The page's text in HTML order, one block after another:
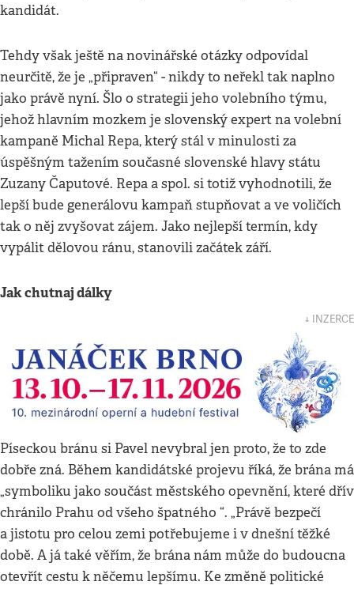
kandidát.
Tehdy však ještě na novinářské otázky odpovídal
neurčitě, že je „připraven“ - nikdy to neřekl tak naplno
jako právě nyní. Šlo o strategii jeho volebního týmu,
jehož hlavním mozkem je slovenský expert na volební
kampaně Michal Repa, který stál v minulosti za
úspěšným tažením současné slovenské hlavy státu
Zuzany Čaputové. Repa a spol. si totiž vyhodnotili, že
lepší bude generálovu kampaň stupňovat a ve voličích
tak o něj zvyšovat zájem. Jako nejlepší termín, kdy
vypálit dělovou ránu, stanovili začátek září.
Jak chutnaj dálky
↓ INZERCE
Píseckou bránu si Pavel nevybral jen proto, že to zde
dobře zná. Během kandidátské projevu říká, že brána má
„symboliku jako součást městského opevnění, které dřív
chránilo Prahu od všeho špatného “. „Právě bezpečí
a jistotu pro celou zemi potřebujeme i v dnešní těžké
době. A já také věřím, že brána nám může do budoucna
otevřít cestu k něčemu lepšímu. Ke změně politické